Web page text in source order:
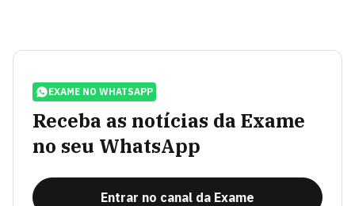
EXAME NO WHATSAPP
Receba as notícias da Exame
no seu WhatsApp
Entrar no canal da Exame